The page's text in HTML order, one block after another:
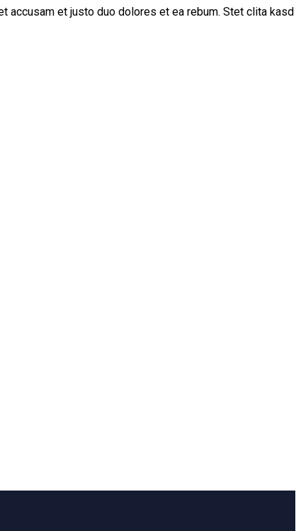
accusam et justo duo dolores et ea rebum. Stet clita kasd